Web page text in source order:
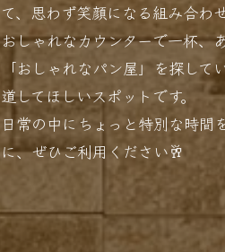
て、思わず笑顔になる組み合わせ
おしゃれなカウンターで一杯
「おしゃれなパン屋」を探し
道してほしいスポットです。
日常の中にちょっと特別な時間
に、ぜひご利用ください🥂